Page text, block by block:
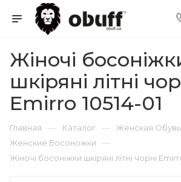
Жіночі
шкіряні літні
Emirro 10514-01
Главная — Каталог — Женская Обувь
Женские Босоножки —
Жіночі босоніжки шкіряні літні чорні